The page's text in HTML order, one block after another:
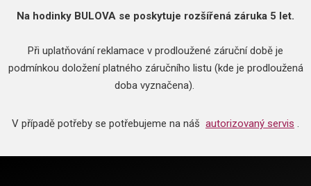
Na hodinky BULOVA se poskytuje rozšířená záruka 5 let.
Při uplatňování reklamace v prodloužené záruční době je
podmínkou doložení platného záručního listu (kde je prodloužená
doba vyznačena).
V případě potřeby se potřebujeme na náš autorizovaný servis .